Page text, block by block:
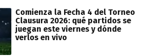
Comienza la Fecha 4 del Torneo
Clausura 2026: qué partidos se
juegan este viernes y dónde
verlos en vivo